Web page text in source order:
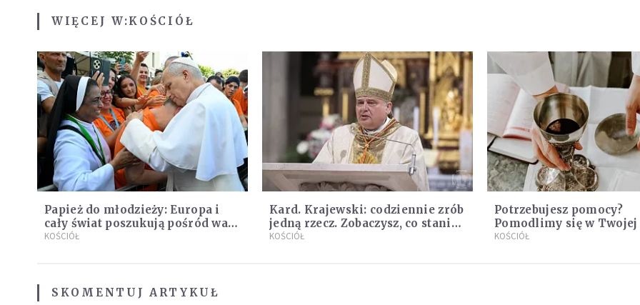
WIĘCEJ W:KOŚCIÓŁ
Papież do młodzieży: Europa i
cały świat poszukują pośród was
nowych świętych
KOŚCIÓŁ
Kard. Krajewski: codziennie zrób
jedną rzecz. Zobaczysz, co stanie
się z twoim życiem
KOŚCIÓŁ
Potrzebujesz pomocy?
Pomodlimy się w
KOŚCIÓŁ
SKOMENTUJ ARTYKUŁ